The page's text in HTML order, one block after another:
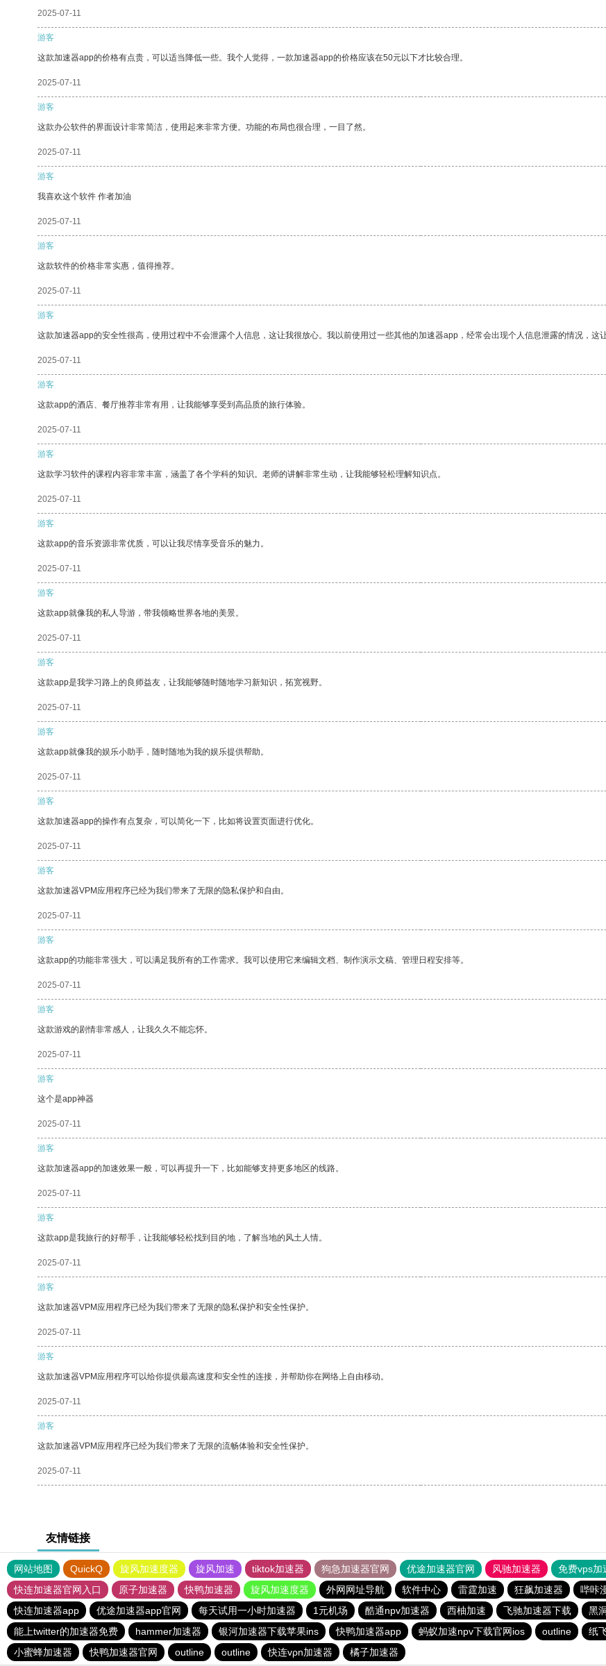
2025-07-11
游客
这款加速器app的价格有点贵，可以适当降低一些。我个人觉得，一款加速器app的价格应该在50元以下才比较合理。
2025-07-11
游客
这款办公软件的界面设计非常简洁，使用起来非常方便。功能的布局也很合理，一目了然。
2025-07-11
游客
我喜欢这个软件 作者加油
2025-07-11
游客
这款软件的价格非常实惠，值得推荐。
2025-07-11
游客
这款加速器app的安全性很高，使用过程中不会泄露个人信息，这让我很放心。我以前使用过一些其他的加速器app，经常会出现个人信息泄露的情况，这让
2025-07-11
游客
这款app的酒店、餐厅推荐非常有用，让我能够享受到高品质的旅行体验。
2025-07-11
游客
这款学习软件的课程内容非常丰富，涵盖了各个学科的知识。老师的讲解非常生动，让我能够轻松理解知识点。
2025-07-11
游客
这款app的音乐资源非常优质，可以让我尽情享受音乐的魅力。
2025-07-11
游客
这款app就像我的私人导游，带我领略世界各地的美景。
2025-07-11
游客
这款app是我学习路上的良师益友，让我能够随时随地学习新知识，拓宽视野。
2025-07-11
游客
这款app就像我的娱乐小助手，随时随地为我的娱乐提供帮助。
2025-07-11
游客
这款加速器app的操作有点复杂，可以简化一下，比如将设置页面进行优化。
2025-07-11
游客
这款加速器VPM应用程序已经为我们带来了无限的隐私保护和自由。
2025-07-11
游客
这款app的功能非常强大，可以满足我所有的工作需求。我可以使用它来编辑文档、制作演示文稿、管理日程安排等。
2025-07-11
游客
这款游戏的剧情非常感人，让我久久不能忘怀。
2025-07-11
游客
这个是app神器
2025-07-11
游客
这款加速器app的加速效果一般，可以再提升一下，比如能够支持更多地区的线路。
2025-07-11
游客
这款app是我旅行的好帮手，让我能够轻松找到目的地，了解当地的风土人情。
2025-07-11
游客
这款加速器VPM应用程序已经为我们带来了无限的隐私保护和安全性保护。
2025-07-11
游客
这款加速器VPM应用程序可以给你提供最高速度和安全性的连接，并帮助你在网络上自由移动。
2025-07-11
游客
这款加速器VPM应用程序已经为我们带来了无限的流畅体验和安全性保护。
2025-07-11
友情链接
网站地图 QuickQ 旋风加速度器 旋风加速 tiktok加速器 狗急加速器官网 优途加速器官网 风驰加速器 免费vps加
快连加速器官网入口
原子加速器 快鸭加速器 旋风加速度器 外网网址导航 软件中心 雷霆加速 狂飙加速器 哔咔
快连加速器app
优途加速器app官网 每天试用一小时加速器 1元机场 酷通npv加速器 西柚加速 飞驰加速器下载 黑
能上twitter的加速器免费
hammer加速器 银河加速器下载苹果ins 快鸭加速器app 蚂蚁加速npv下载官网ios outline 纸
小蜜蜂加速器
快鸭加速器官网 outline outline 快连vρn加速器 橘子加速器